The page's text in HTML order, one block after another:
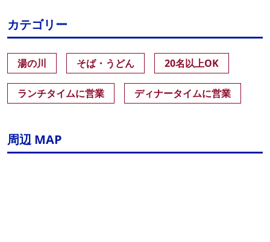
カテゴリー
湯の川 そば・うどん 20名以上OK
ランチタイムに営業 ディナータイムに営業
周辺 MAP